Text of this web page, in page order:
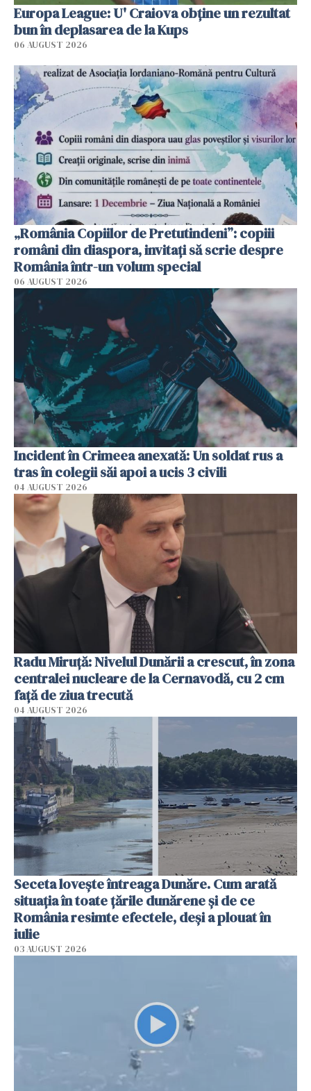
Europa League: U' Craiova obține un rezultat
bun în deplasarea de la Kups
06 AUGUST 2026
„România Copiilor de Pretutindeni”: copiii
români din diaspora, invitați să scrie despre
România într-un volum special
06 AUGUST 2026
Incident în Crimeea anexată: Un soldat rus a
tras în colegii săi apoi a ucis 3 civili
04 AUGUST 2026
Radu Miruţă: Nivelul Dunării a crescut, în zona
centralei nucleare de la Cernavodă, cu 2 cm
faţă de ziua trecută
04 AUGUST 2026
Seceta lovește întreaga Dunăre. Cum arată
situația în toate țările dunărene și de ce
România resimte efectele, deși a plouat în
iulie
03 AUGUST 2026